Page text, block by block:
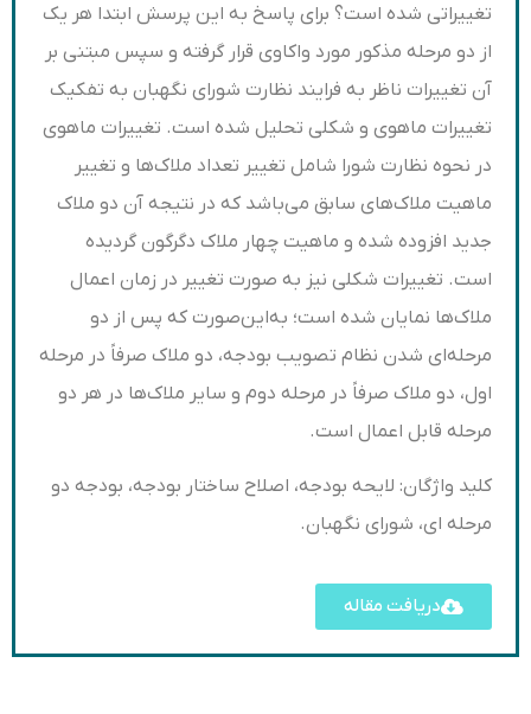
تغییراتی شده است؟ برای پاسخ به این پرسش ابتدا هر یک
از دو مرحله مذکور مورد واکاوی قرار گرفته و سپس مبتنی بر
آن تغییرات ناظر به فرایند نظارت شورای نگهبان به تفکیک
تغییرات ماهوی و شکلی تحلیل شده است. تغییرات ماهوی
در نحوه نظارت شورا شامل تغییر تعداد ملاک‌ها و تغییر
ماهیت ملاک‌های سابق می‌باشد که در نتیجه آن دو ملاک
جدید افزوده شده و ماهیت چهار ملاک دگرگون گردیده
است. تغییرات شکلی نیز به صورت تغییر در زمان اعمال
ملاک‌ها نمایان شده است؛ به‌این‌صورت که پس از دو
مرحله‌ای شدن نظام تصویب بودجه، دو ملاک صرفاً در مرحله
اول، دو ملاک صرفاً در مرحله دوم و سایر ملاک‌ها در هر دو
مرحله قابل اعمال است.
کلید واژگان: لایحه بودجه، اصلاح ساختار بودجه، بودجه دو
مرحله ای، شورای نگهبان.
دریافت مقاله